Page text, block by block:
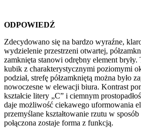
ODPOWIEDŹ
Zdecydowano się na bardzo wyraźne,
wydzielenie przestrzeni otwartej,
zamknięta stanowi odrębny element
kubik z charakterystycznymi poziomymi
podział, strefę półzamkniętą można było
nowoczesne w elewacji biura. Kontrast
kształcie litery „C” i ciemnym
daje możliwość ciekawego uformowania
przemyślane kształtowanie rzutu w
połączona zostaje forma z funkcją.